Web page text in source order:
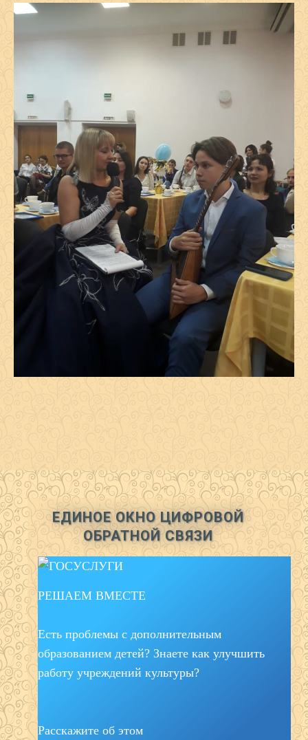
ЕДИНОЕ ОКНО ЦИФРОВОЙ
ОБРАТНОЙ СВЯЗИ
РЕШАЕМ ВМЕСТЕ
Есть проблемы с дополнительным
образованием детей? Знаете как улучшить
работу учреждений культуры?
Расскажите об этом